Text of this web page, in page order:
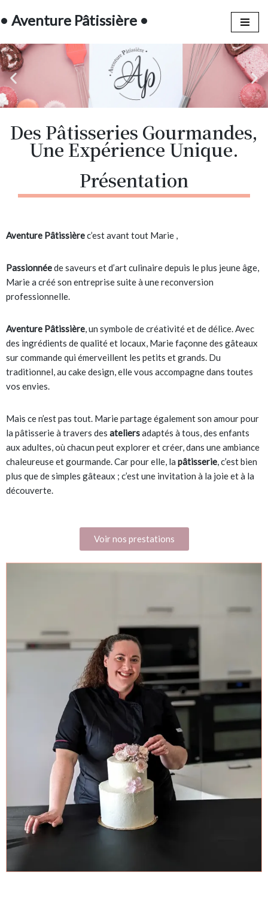
au
contenu
• Aventure Pâtissière •
Des Pâtisseries Gourmandes,
Une Expérience Unique.
Présentation
Aventure Pâtissièrec’est avant tout Marie ,
Passionnéede saveurs et d’art culinaire depuis le plus jeune âge,
Marie a créé son entreprise suite à une reconversion
professionnelle.
Aventure Pâtissière, un symbole de créativité et de délice. Avec
des ingrédients de qualité et locaux, Marie façonne des gâteaux
sur commande qui émerveillent les petits et grands. Du
traditionnel, au cake design, elle vous accompagne dans toutes
vos envies.
Mais ce n’est pas tout. Marie partage également son amour pour
la pâtisserie à travers des ateliersadaptés à tous, des enfants
aux adultes, où chacun peut explorer et créer, dans une ambiance
chaleureuse et gourmande. Car pour elle, la pâtisserie, c’est bien
plus que de simples gâteaux ; c’est une invitation à la joie et à la
découverte.
Voir nos prestations